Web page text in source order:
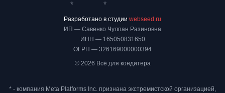
ИП — Савенко Чулпан Разиновна
ИНН — 165050831650
ОГРН — 326169000000394
© 2026 Всё для кондитера
* *
Разработано в студии webseed.ru
* - компания Meta Platforms Inc. признана экстремистской организацией,